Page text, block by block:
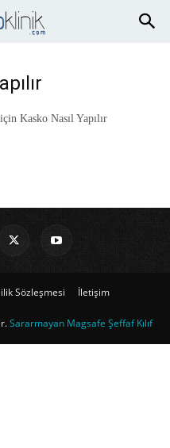
Kasko Nasıl Yapılır
Sözleşmesi İletişim
Sararmayan Magsafe Şeffaf Kılıf